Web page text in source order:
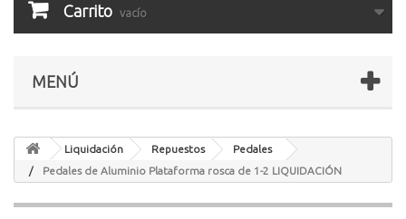
Carrito vacío
MENÚ
Liquidación Repuestos
Pedales
Pedales de Aluminio Plataforma rosca de 1-2 LIQUIDACIÓN